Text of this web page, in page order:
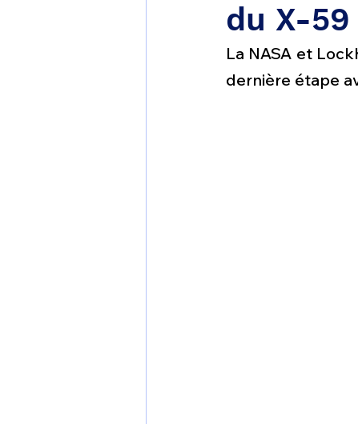
Patrimoine aéronautique
1 er avril Motorisation
du X-59
La NASA et
dernière étape